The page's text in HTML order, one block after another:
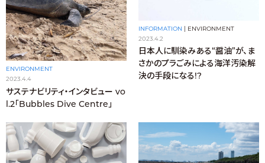
ENVIRONMENT
2023.4.4
サステナビリティ・インタビュー vo
l.2「Bubbles Dive Centre」
INFORMATION | ENVIRONMENT
2023.4.2
日本人に馴染みある“醤油”が、ま
さかのプラごみによる海洋汚染解
決の手段になる!?